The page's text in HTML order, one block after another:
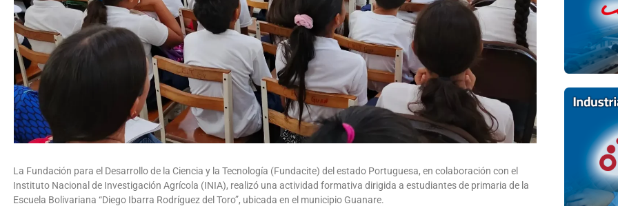
La Fundación para el Desarrollo de la Ciencia y la Tecnología (Fundacite) del estado Portuguesa, en colaboración con el
Instituto Nacional de Investigación Agrícola (INIA), realizó una actividad formativa dirigida a estudiantes de primaria de la
Escuela Bolivariana “Diego Ibarra Rodríguez del Toro”, ubicada en el municipio Guanare.